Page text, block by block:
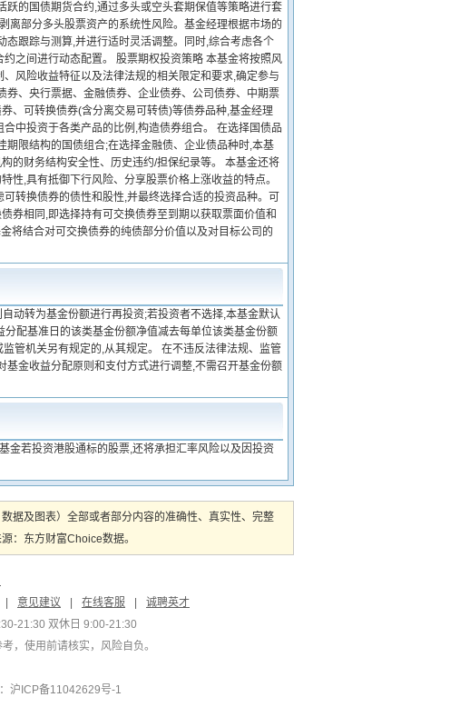
的国债期货合约,通过多头或空头套期保值等策略进行套
离部分多头股票资产的系统性风险。基金经理根据市场的
跟踪与测算,并进行适时灵活调整。同时,综合考虑各个
之间进行动态配置。 股票期权投资策略 本基金将按照风
风险收益特征以及法律法规的相关限定和要求,确定参与
、央行票据、金融债券、企业债券、公司债券、中期票
、可转换债券(含分离交易可转债)等债券品种,基金经理
中投资于各类产品的比例,构造债券组合。 在选择国债品
限结构的国债组合;在选择金融债、企业债品种时,本基
的财务结构安全性、历史违约/担保纪录等。 本基金还将
性,具有抵御下行风险、分享股票价格上涨收益的特点。
转换债券的债性和股性,并最终选择合适的投资品种。可
券相同,即选择持有可交换债券至到期以获取票面价值和
将结合对可交换债券的纯债部分价值以及对目标公司的
动转为基金份额进行再投资;若投资者不选择,本基金默认
配基准日的该类基金份额净值减去每单位该类基金份额
管机关另有规定的,从其规定。 在不违反法律法规、监管
金收益分配原则和支付方式进行调整,不需召开基金份额
金若投资港股通标的股票,还将承担汇率风险以及因投资
据及图表）全部或者部分内容的准确性、真实性、完整
：东方财富Choice数据。
意见建议 在线客服
诚聘英才
21:30 双休日 9:00-21:30
，使用前请核实，风险自负。
沪ICP备11042629号-1